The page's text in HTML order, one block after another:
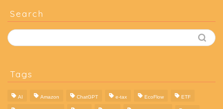
Search
Tags
AI Amazon ChatGPT e-tax EcoFlow ETF